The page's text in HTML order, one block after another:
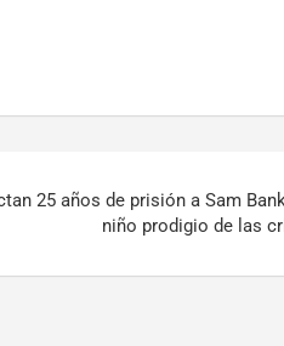
25 años de prisión a Sam
niño prodigio de las